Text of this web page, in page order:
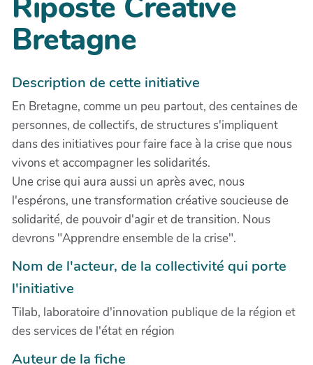
Bretagne
Description de cette initiative
En Bretagne, comme un peu partout, des centaines de
personnes, de collectifs, de structures s'impliquent
dans des initiatives pour faire face à la crise que nous
vivons et accompagner les solidarités.
Une crise qui aura aussi un après avec, nous
l'espérons, une transformation créative soucieuse de
solidarité, de pouvoir d'agir et de transition. Nous
devrons "Apprendre ensemble de la crise".
Nom de l'acteur, de la collectivité qui porte
l'initiative
Tilab, laboratoire d'innovation publique de la région et
des services de l'état en région
Auteur de la fiche